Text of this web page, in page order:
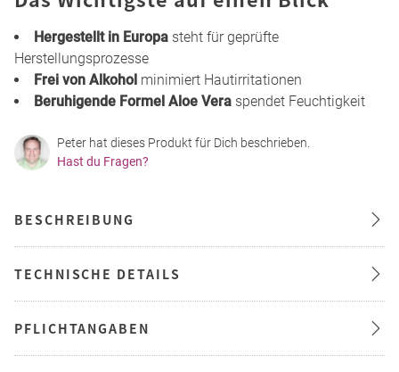
Hergestellt in Europa steht für geprüfte
Herstellungsprozesse
Frei von Alkohol minimiert Hautirritationen
Beruhigende Formel Aloe Vera spendet Feuchtigkeit
Peter hat dieses Produkt für Dich beschrieben.
Hast du Fragen?
BESCHREIBUNG
TECHNISCHE DETAILS
PFLICHTANGABEN